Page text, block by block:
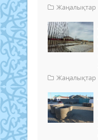
Жаңалықтар
Жаңалықтар